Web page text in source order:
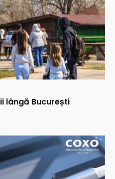
lângă București